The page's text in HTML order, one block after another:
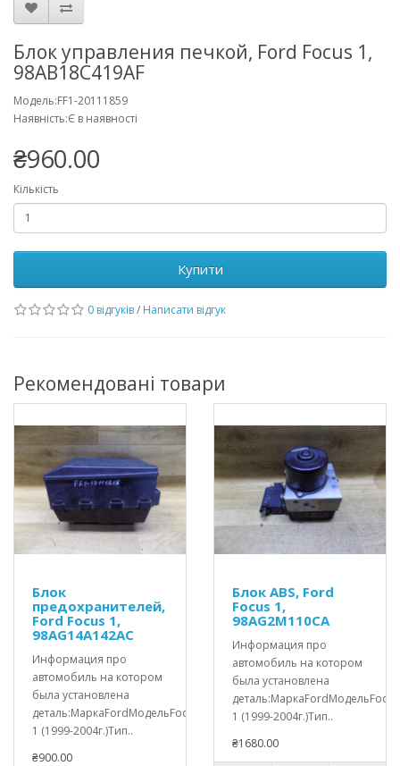
Блок управления печкой, Ford Focus 1,
98AB18C419AF
Модель:FF1-20111859
Наявність:Є в наявності
₴960.00
Кількість
Купити
0 відгуків/ Написати відгук
Рекомендовані товари
Блок
предохранителей,
Ford Focus 1,
98AG14A142AC
Информация про
автомобиль на котором
была установлена
деталь:МаркаFordМодельFocus
1 (1999-2004г.)Тип..
₴900.00
Блок ABS, Ford
Focus 1,
98AG2M110CA
Информация про
автомобиль на котором
была установлена
деталь:МаркаFordМодельFocus
1 (1999-2004г.)Тип..
₴1680.00